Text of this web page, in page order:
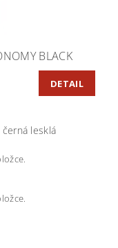
BLACK
DETAIL
černá lesklá